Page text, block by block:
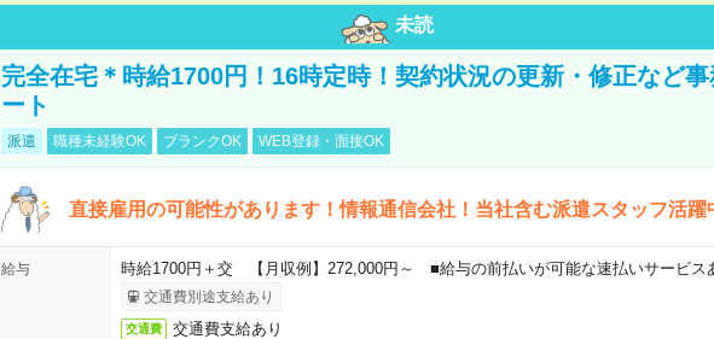
未読
完全在宅＊時給1700円！16時定時！契約状況の更新・修正など
ート
派遣 職種未経験OK ブランクOK WEB登録・面接OK
直接雇用の可能性があります！情報通信会社！当社含む派遣スタッフ活躍
給与 時給1700円＋交 【月収例】272,000円～ ■給与の前払いが可能な速払いサービス
交通費別途支給あり
交通費 交通費支給あり